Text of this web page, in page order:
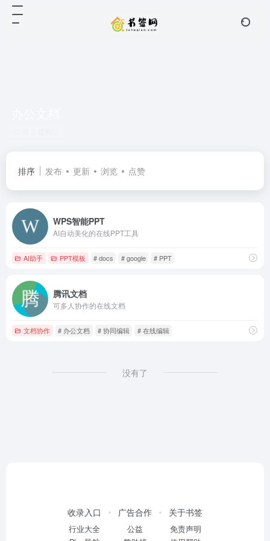
排序 发布 更新 浏览 点赞
WPS智能PPT
AI自动美化的在线PPT工具
AI助手 PPT模板 # docs # google # PPT
腾讯文档
可多人协作的在线文档
文档协作 # 办公文档 # 协同编辑 # 在线编辑
没有了
收录入口
行业大全
广告合作
公益
关于书签
免责声明